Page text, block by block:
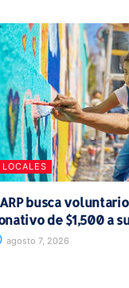
LOCALES
busca
de $1,500 a
agosto 7, 2026